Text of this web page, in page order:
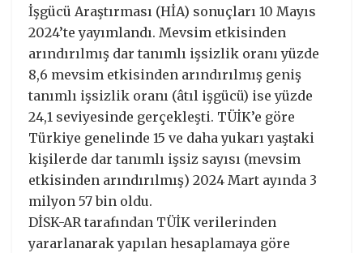
İşgücü Araştırması (HİA) sonuçları 10 Mayıs
2024’te yayımlandı. Mevsim etkisinden
arındırılmış dar tanımlı işsizlik oranı yüzde
8,6 mevsim etkisinden arındırılmış geniş
tanımlı işsizlik oranı (âtıl işgücü) ise yüzde
24,1 seviyesinde gerçekleşti. TÜİK’e göre
Türkiye genelinde 15 ve daha yukarı yaştaki
kişilerde dar tanımlı işsiz sayısı (mevsim
etkisinden arındırılmış) 2024 Mart ayında 3
milyon 57 bin oldu.
DİSK-AR tarafından TÜİK verilerinden
yararlanarak yapılan hesaplamaya göre